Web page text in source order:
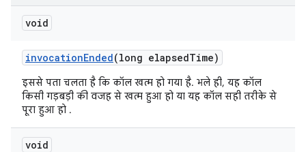
void
invocationEnded(long elapsedTime)
इससे पता चलता है कि कॉल खत्म हो गया है. भले ही, यह कॉल
किसी गड़बड़ी की वजह से खत्म हुआ हो या यह कॉल सही तरीके से
पूरा हुआ हो .
void